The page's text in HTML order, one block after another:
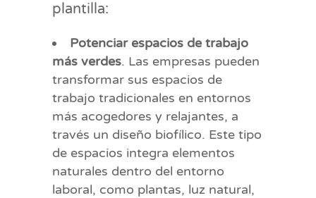
plantilla:
Potenciar espacios de trabajo
más verdes. Las empresas pueden
transformar sus espacios de
trabajo tradicionales en entornos
más acogedores y relajantes, a
través un diseño biofílico. Este tipo
de espacios integra elementos
naturales dentro del entorno
laboral, como plantas, luz natural,